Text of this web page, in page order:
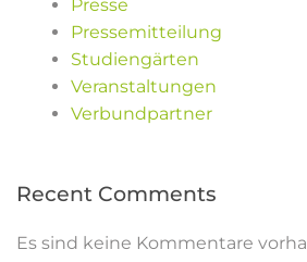
Presse
Pressemitteilung
Studiengärten
Veranstaltungen
Verbundpartner
Recent Comments
Es sind keine Kommentare